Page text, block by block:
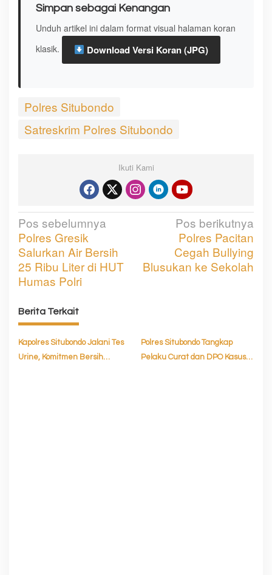
Simpan sebagai Kenangan
Unduh artikel ini dalam format visual halaman koran
klasik.
Download Versi Koran (JPG)
Polres Situbondo
Satreskrim Polres Situbondo
Ikuti Kami
N
a
v
i
g
a
s
i
Pos sebelumnya
Polres Gresik
Salurkan Air Bersih
25 Ribu Liter di HUT
Humas Polri
Pos berikutnya
Polres Pacitan
Cegah Bullying
Blusukan ke Sekolah
Berita Terkait
Kapolres Situbondo Jalani Tes
Urine, Komitmen Bersih
Polres Situbondo Tangkap
Pelaku Curat dan DPO Kasus